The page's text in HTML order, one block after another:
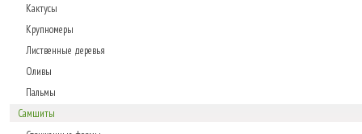
Кактусы
Крупномеры
Лиственные деревья
Оливы
Пальмы
Самшиты